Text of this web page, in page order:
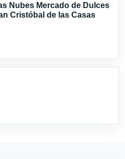
Nubes Mercado de Dulces
Cristóbal de las Casas